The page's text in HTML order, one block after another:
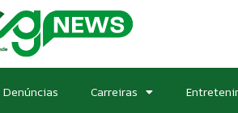
Denúncias Carreiras